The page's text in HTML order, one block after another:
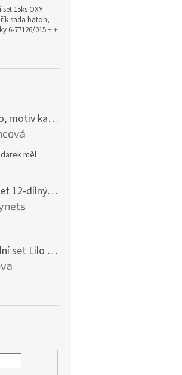
15ks OXY
sada batoh,
6-77126/015+ +
Kovový stojan na víno, motiv kamion
hvězdiček.
měl
Oxybag Školní sada set 12-dílný OXY GO Playworld ve stylu Minecraft - batoh, penál, sáček a doplňky 0-47126/012
hvězdiček.
🎒 Luxusní mega školní set Lilo a Stitch (25v1) batoh aktovka Stitch Thats Me a doplňky ST/ST/96503/025/01
hvězdiček.